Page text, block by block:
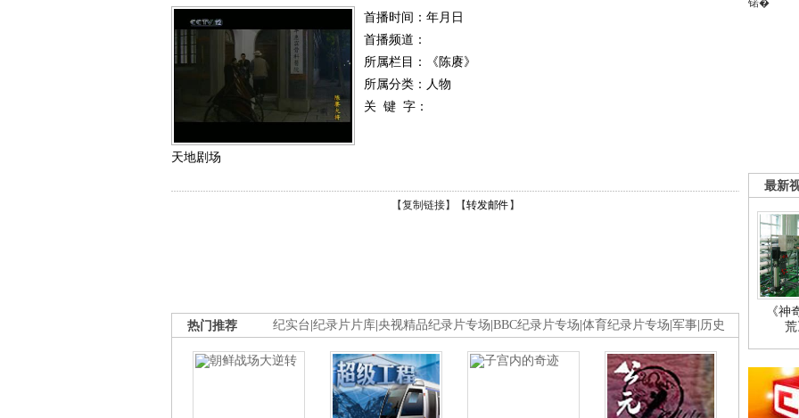
首播时间：年月日
首播频道：
所属栏目：
《陈赓》
所属分类：人物
关 键 字：
天地剧场
【复制链接】【转发邮件 】
纪实台 纪录片片库 央视精品纪录片专场 BBC纪录片专场 体育纪录片专场 军事 历史
热门推荐
锘�
最新
《神